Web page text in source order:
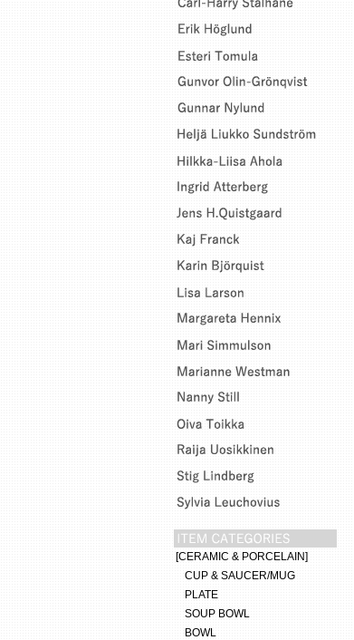
[CERAMIC & PORCELAIN]
CUP & SAUCER/MUG
PLATE
SOUP BOWL
BOWL